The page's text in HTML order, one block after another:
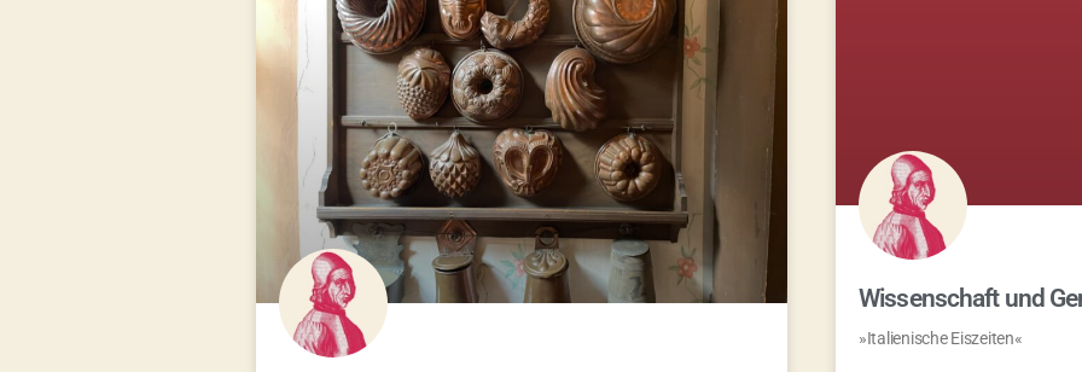
Wissenschaft und
»Italienische Eiszeiten«